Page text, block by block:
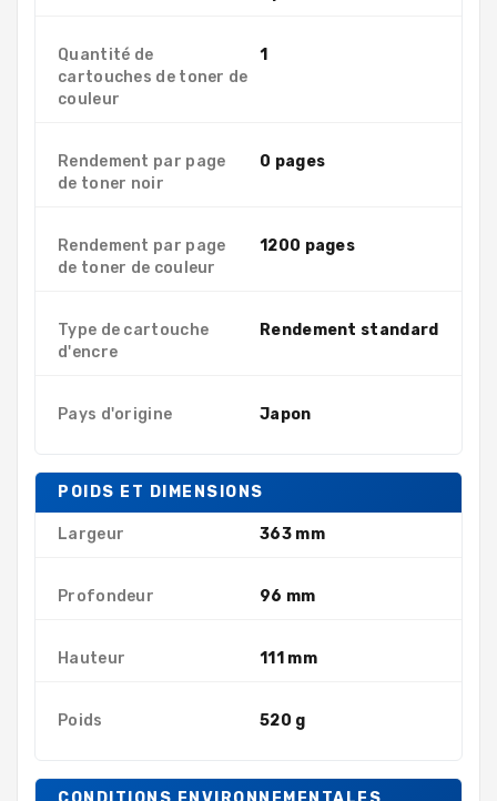
Quantité de
cartouches de toner de
couleur
1
Rendement par page
de toner noir
0 pages
Rendement par page
de toner de couleur
1200 pages
Type de cartouche
d'encre
Rendement standard
Pays d'origine Japon
POIDS ET DIMENSIONS
Largeur 363 mm
Profondeur 96 mm
Hauteur 111 mm
Poids 520 g